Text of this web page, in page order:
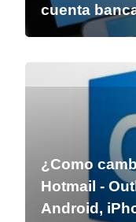
cuenta
¿Como
Hotmail -
Android,